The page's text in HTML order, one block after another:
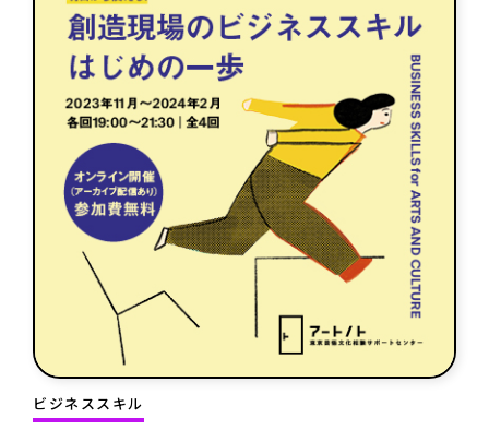
アートノトについて
MESSAGE
日本語
English
About ARTNOTO
やさしい日本語
ビジネススキル